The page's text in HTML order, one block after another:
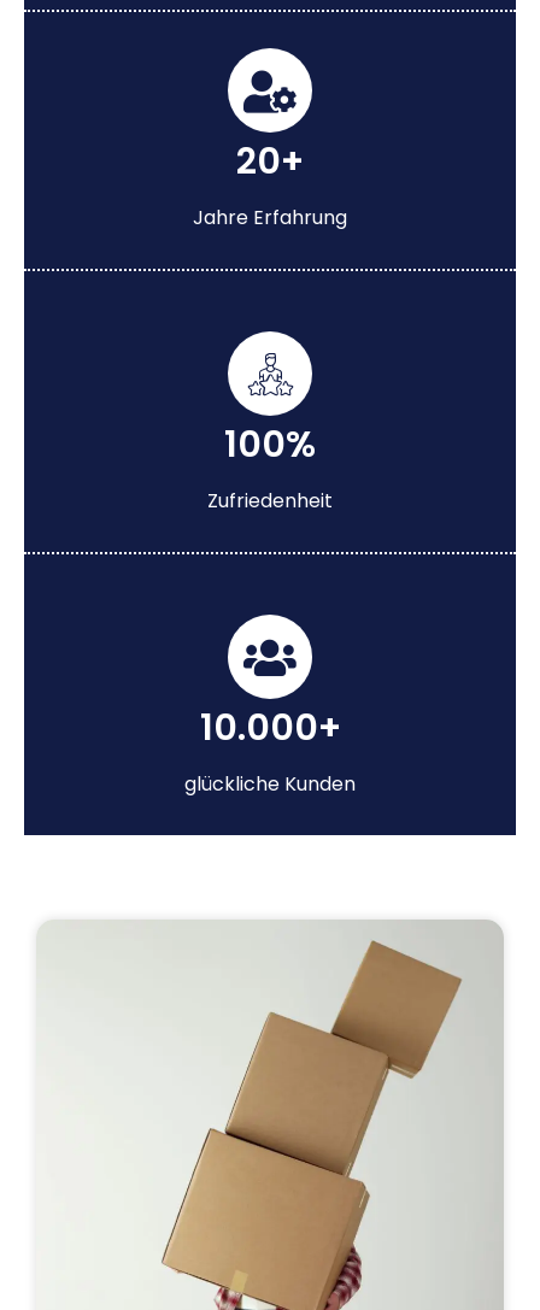
20+
Jahre Erfahrung
100%
Zufriedenheit
10.000+
glückliche Kunden